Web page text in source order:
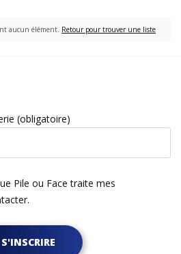
aucun élément. Retour pour trouver une liste
(obligatoire)
Pile ou Face traite mes
S'INSCRIRE